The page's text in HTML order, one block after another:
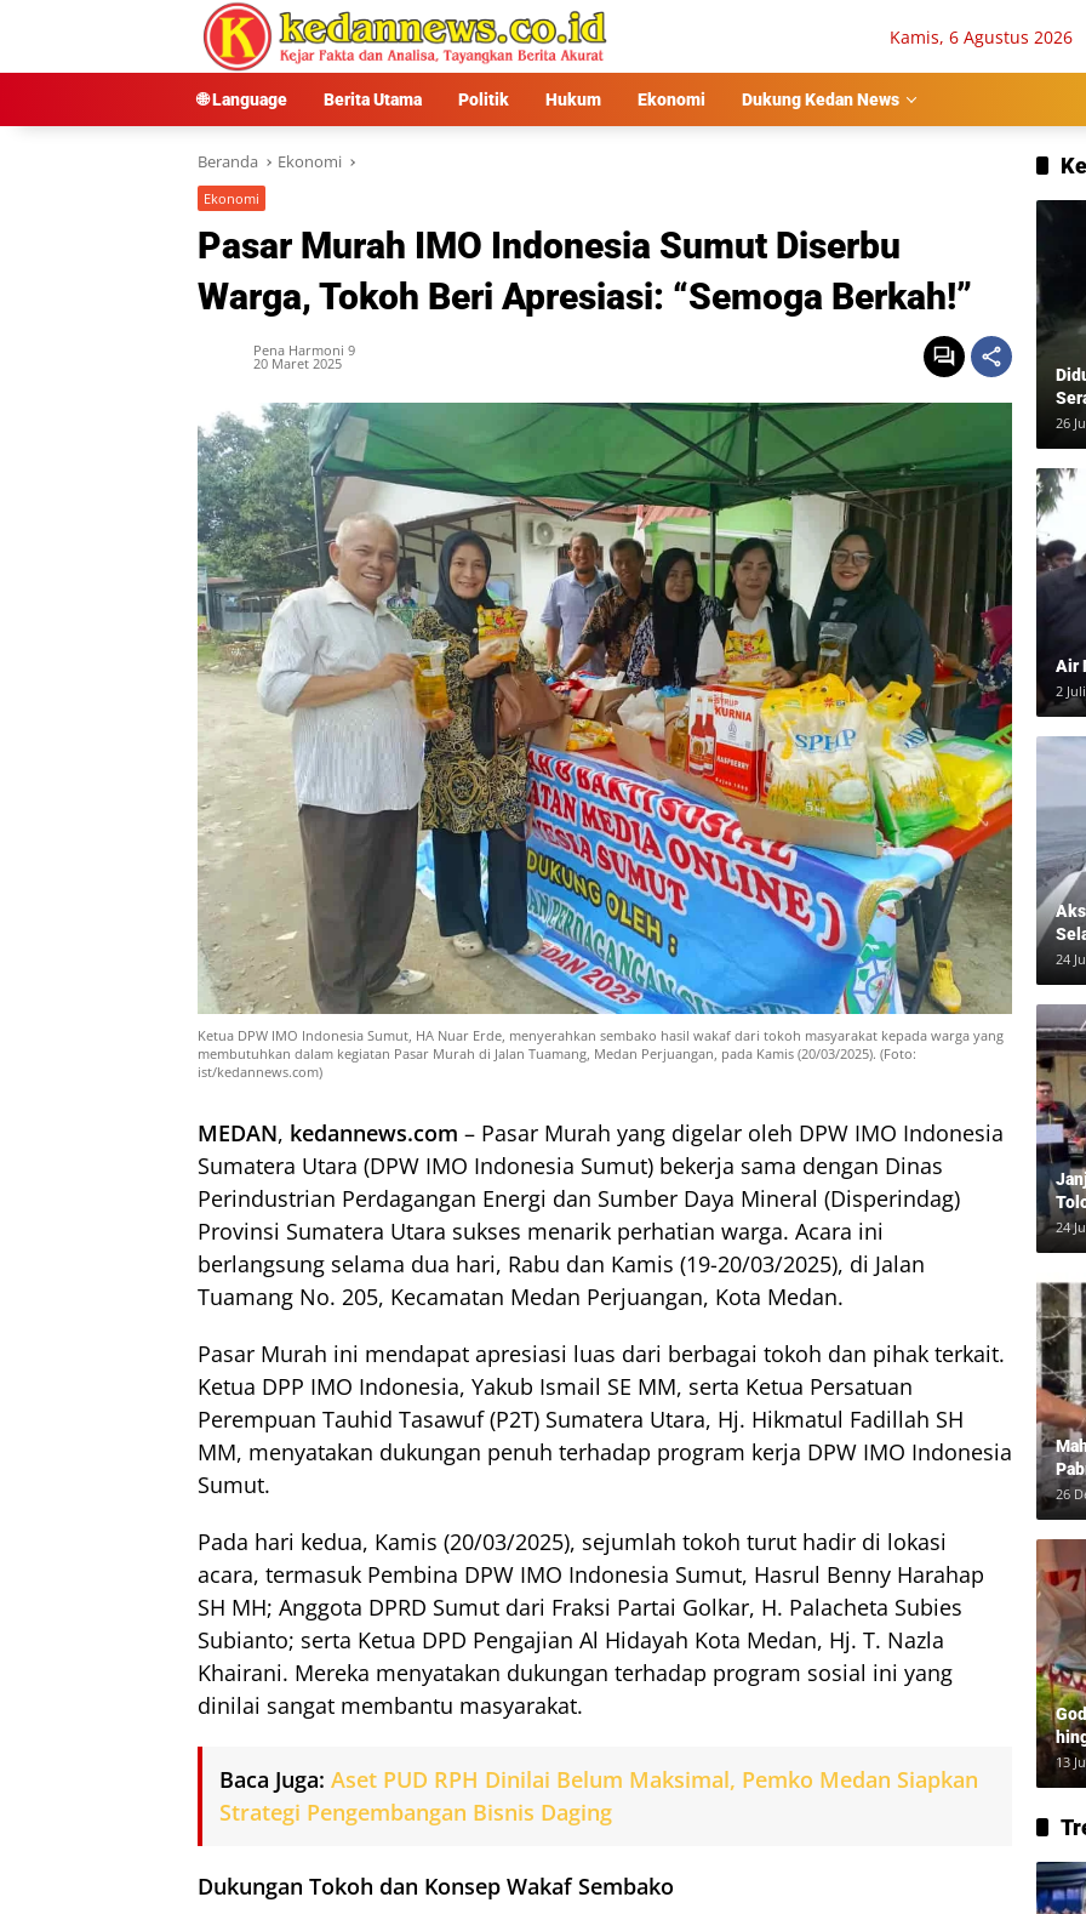
Kamis, 6 Agustus 2026
🌐 Language Berita Utama Politik Hukum Ekonomi Dukung Kedan News
Beranda Ekonomi
Ekonomi
Pasar Murah IMO Indonesia Sumut Diserbu
Warga, Tokoh Beri Apresiasi: “Semoga Berkah!”
Pena Harmoni 9
20 Maret 2025
Ketua DPW IMO Indonesia Sumut, HA Nuar Erde, menyerahkan sembako hasil wakaf dari tokoh masyarakat kepada warga yang
membutuhkan dalam kegiatan Pasar Murah di Jalan Tuamang, Medan Perjuangan, pada Kamis (20/03/2025). (Foto:
ist/kedannews.com)
MEDAN, kedannews.com – Pasar Murah yang digelar oleh DPW IMO Indonesia
Sumatera Utara (DPW IMO Indonesia Sumut) bekerja sama dengan Dinas
Perindustrian Perdagangan Energi dan Sumber Daya Mineral (Disperindag)
Provinsi Sumatera Utara sukses menarik perhatian warga. Acara ini
berlangsung selama dua hari, Rabu dan Kamis (19-20/03/2025), di Jalan
Tuamang No. 205, Kecamatan Medan Perjuangan, Kota Medan.
Pasar Murah ini mendapat apresiasi luas dari berbagai tokoh dan pihak terkait.
Ketua DPP IMO Indonesia, Yakub Ismail SE MM, serta Ketua Persatuan
Perempuan Tauhid Tasawuf (P2T) Sumatera Utara, Hj. Hikmatul Fadillah SH
MM, menyatakan dukungan penuh terhadap program kerja DPW IMO Indonesia
Sumut.
Pada hari kedua, Kamis (20/03/2025), sejumlah tokoh turut hadir di lokasi
acara, termasuk Pembina DPW IMO Indonesia Sumut, Hasrul Benny Harahap
SH MH; Anggota DPRD Sumut dari Fraksi Partai Golkar, H. Palacheta Subies
Subianto; serta Ketua DPD Pengajian Al Hidayah Kota Medan, Hj. T. Nazla
Khairani. Mereka menyatakan dukungan terhadap program sosial ini yang
dinilai sangat membantu masyarakat.
Baca Juga: Aset PUD RPH Dinilai Belum Maksimal, Pemko Medan Siapkan
Strategi Pengembangan Bisnis Daging
Dukungan Tokoh dan Konsep Wakaf Sembako
26
Air
2
24
24
26
13